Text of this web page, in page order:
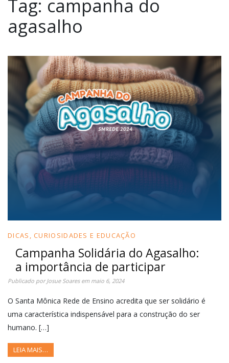
Tag: campanha do
agasalho
DICAS, CURIOSIDADES E EDUCAÇÃO
Campanha Solidária do Agasalho:
a importância de participar
Publicado porJosue Soaresem maio 6, 2024
O Santa Mônica Rede de Ensino acredita que ser solidário é
uma característica indispensável para a construção do ser
humano. […]
LEIA MAIS…